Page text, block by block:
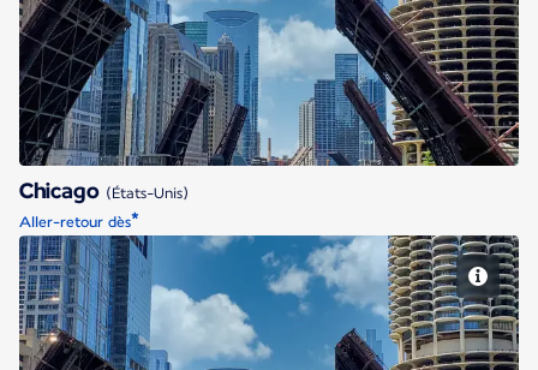
Chicago
Chicago (États-Unis)
Aller-retour dès*